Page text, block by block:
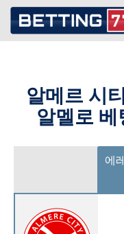
알메르 시
알멜로 베
에